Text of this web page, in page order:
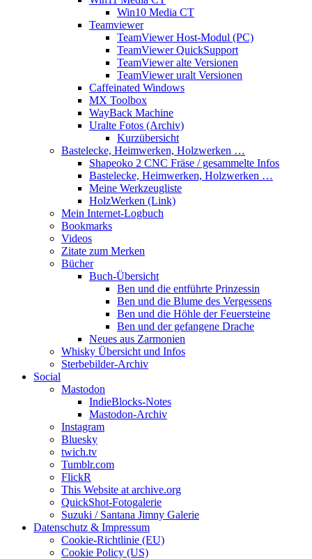
Win10 Media CT
Teamviewer
TeamViewer Host-Modul (PC)
TeamViewer QuickSupport
TeamViewer alte Versionen
TeamViewer uralt Versionen
Caffeinated Windows
MX Toolbox
WayBack Machine
Uralte Fotos (Archiv)
Kurzübersicht
Bastelecke, Heimwerken, Holzwerken …
Shapeoko 2 CNC Fräse / gesammelte Infos
Bastelecke, Heimwerken, Holzwerken …
Meine Werkzeugliste
HolzWerken (Link)
Mein Internet-Logbuch
Bookmarks
Videos
Zitate zum Merken
Bücher
Buch-Übersicht
Ben und die entführte Prinzessin
Ben und die Blume des Vergessens
Ben und die Höhle der Feuersteine
Ben und der gefangene Drache
Neues aus Zarmonien
Whisky Übersicht und Infos
Sterbebilder-Archiv
Social
Mastodon
IndieBlocks-Notes
Mastodon-Archiv
Instagram
Bluesky
twich.tv
Tumblr.com
FlickR
This Website at archive.org
QuickShot-Fotogalerie
Suzuki / Santana Jimny Galerie
Datenschutz & Impressum
Cookie-Richtlinie (EU)
Cookie Policy (US)